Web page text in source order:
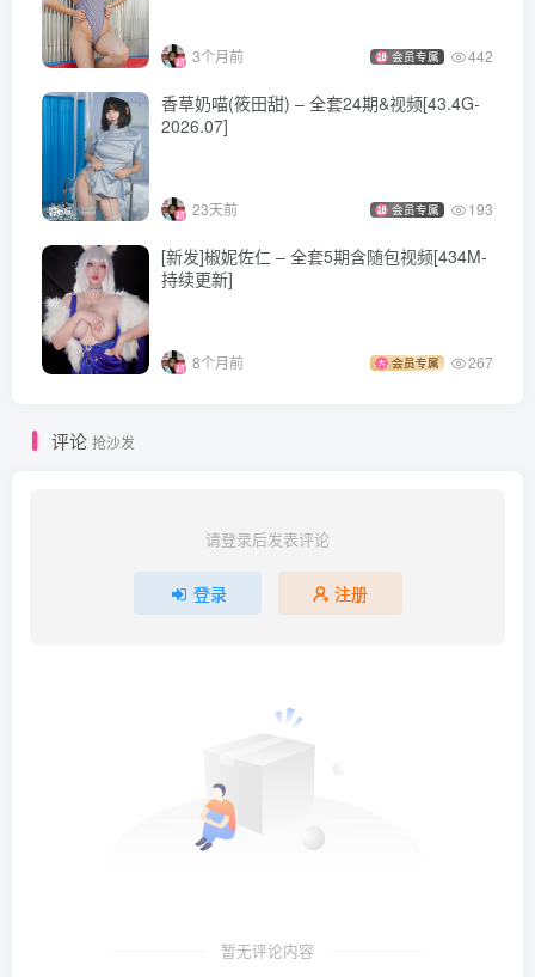
3个月前 会员专属 442
香草奶喵(筱田甜) – 全套24期&视频[43.4G-
2026.07]
23天前 会员专属 193
[新发]椒妮佐仁 – 全套5期含随包视频[434M-
持续更新]
8个月前 会员专属 267
评论 抢沙发
请登录后发表评论
登录 注册
暂无评论内容